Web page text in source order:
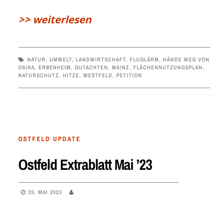
>> weiterlesen
NATUR, UMWELT, LANDWIRTSCHAFT, FLUGLÄRM, HÄNDE WEG VON
OS/KA, ERBENHEIM, GUTACHTEN, MAINZ, FLÄCHENNUTZUNGSPLAN,
NATURSCHUTZ, HITZE, WESTFELD, PETITION
OSTFELD UPDATE
Ostfeld Extrablatt Mai ’23
25. MAI 2023